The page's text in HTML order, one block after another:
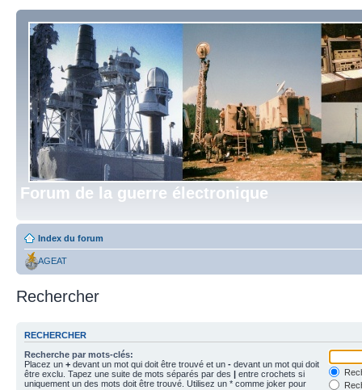
Forum de la guerre électronique
Index du forum
AGEAT
Rechercher
RECHERCHER
Recherche par mots-clés:
Placez un + devant un mot qui doit être trouvé et un - devant un mot qui doit
être exclu. Tapez une suite de mots séparés par des | entre crochets si
uniquement un des mots doit être trouvé. Utilisez un * comme joker pour